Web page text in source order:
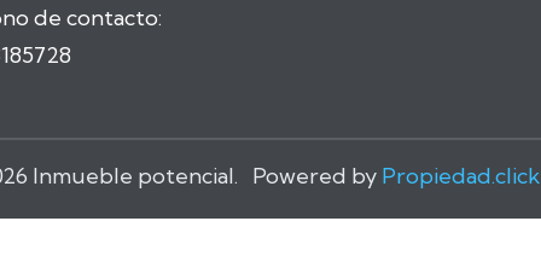
de contacto:
Inmueble potencial. Powered by Propiedad.click